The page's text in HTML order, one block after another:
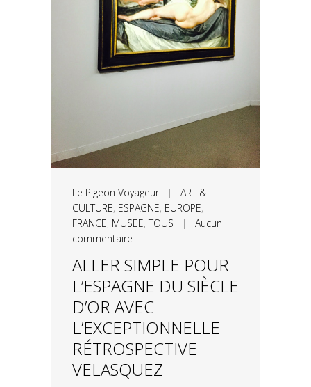
Le Pigeon Voyageur| ART &
CULTURE, ESPAGNE, EUROPE,
FRANCE, MUSEE,TOUS | Aucun
commentaire
ALLER SIMPLE POUR
L’ESPAGNE DU SIÈCLE
D’OR AVEC
L’EXCEPTIONNELLE
RÉTROSPECTIVE
VELASQUEZ